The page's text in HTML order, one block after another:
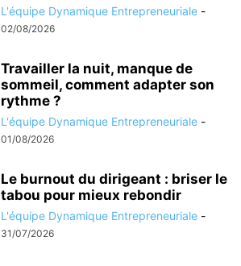
L'équipe Dynamique Entrepreneuriale -
02/08/2026
Travailler la nuit, manque de
sommeil, comment adapter son
rythme ?
L'équipe Dynamique Entrepreneuriale -
01/08/2026
Le burnout du dirigeant : briser le
tabou pour mieux rebondir
L'équipe Dynamique Entrepreneuriale -
31/07/2026